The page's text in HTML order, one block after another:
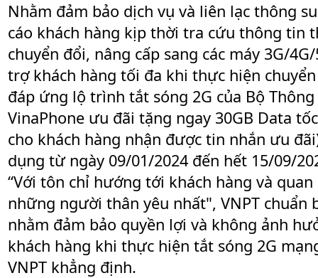
Nhằm đảm bảo dịch vụ và liên lạc thông
cáo khách hàng kịp thời tra cứu thông tin
chuyển đổi, nâng cấp sang các máy 3G/
trợ khách hàng tối đa khi thực hiện
đáp ứng lộ trình tắt sóng 2G của Bộ
VinaPhone ưu đãi tặng ngay 30GB Data
cho khách hàng nhận được tin nhắn ưu
dụng từ ngày 09/01/2024 đến hết 15/09/
“Với tôn chỉ hướng tới khách hàng và
những người thân yêu nhất", VNPT chuẩn
nhằm đảm bảo quyền lợi và không ảnh
khách hàng khi thực hiện tắt sóng 2G
VNPT khẳng định.